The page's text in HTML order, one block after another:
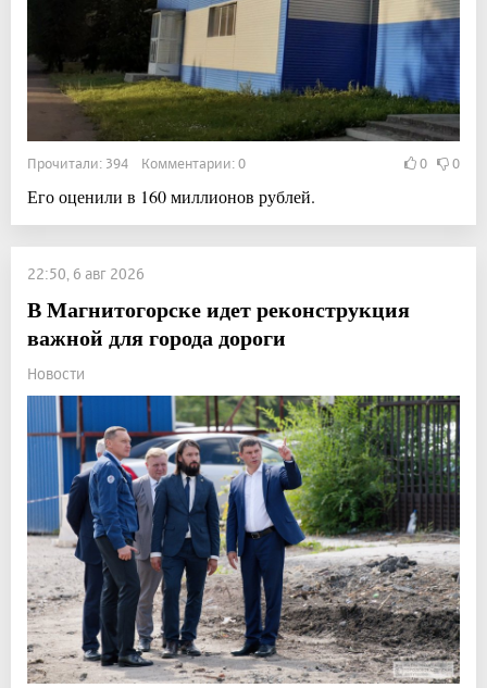
Прочитали: 394 Комментарии: 0 0 0
Его оценили в 160 миллионов рублей.
22:50, 6 авг 2026
В Магнитогорске идет реконструкция
важной для города дороги
Новости